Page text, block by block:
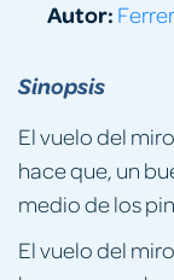
Sinopsis
El vuelo del
hace que, un
medio de los
El vuelo del
Autor: